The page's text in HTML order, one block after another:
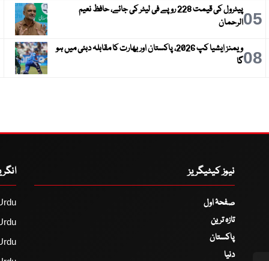
05
پیٹرول کی قیمت 228 روپے فی لیٹر کی جائے، حافظ نعیم
الرحمان
08
ویمنز ایشیا کپ 2026، پاکستان اور بھارت کا مقابلہ دبئی میں ہو
گا
نیوز کیٹیگریز
صفحۂ اول
تازہ ترین
پاکستان
دنیا